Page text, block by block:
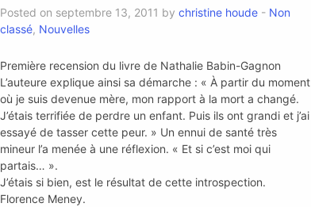
Posted on septembre 13, 2011 by christine houde - Non
classé, Nouvelles
Première recension du livre de Nathalie Babin-Gagnon
L’auteure explique ainsi sa démarche : « À partir du moment
où je suis devenue mère, mon rapport à la mort a changé.
J’étais terrifiée de perdre un enfant. Puis ils ont grandi et j’ai
essayé de tasser cette peur. » Un ennui de santé très
mineur l’a menée à une réflexion. « Et si c’est moi qui
partais… ».
J’étais si bien, est le résultat de cette introspection.
Florence Meney.